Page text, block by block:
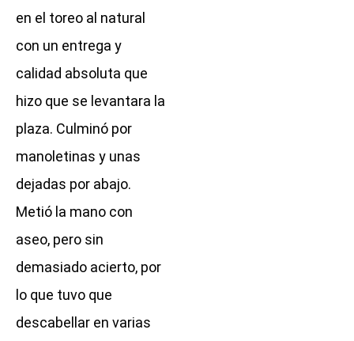
en el toreo al natural
con un entrega y
calidad absoluta que
hizo que se levantara la
plaza. Culminó por
manoletinas y unas
dejadas por abajo.
Metió la mano con
aseo, pero sin
demasiado acierto, por
lo que tuvo que
descabellar en varias